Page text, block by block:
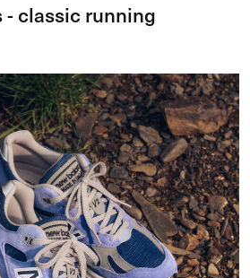
classic running